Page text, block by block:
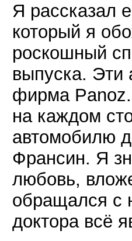
Я рассказал
который я
роскошный
выпуска. Эти
фирма
на каждом
автомобилю
Франсин. Я
любовь,
обращался с
доктора всё